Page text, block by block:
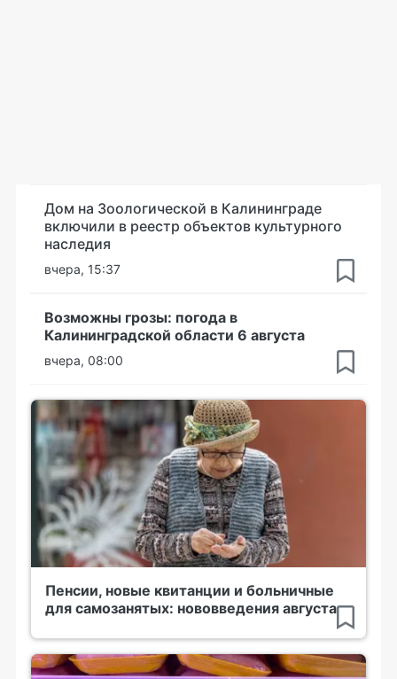
Дом на Зоологической в Калининграде
включили в реестр объектов культурного
наследия
вчера, 15:37
Возможны грозы: погода в
Калининградской области 6 августа
вчера, 08:00
Пенсии, новые квитанции и больничные
для самозанятых: нововведения августа